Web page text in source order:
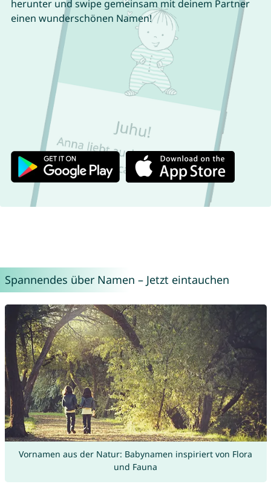
herunter und swipe gemeinsam mit deinem Partner
einen wunderschönen Namen!
Spannendes über Namen – Jetzt eintauchen
Vornamen aus der Natur: Babynamen inspiriert von Flora
und Fauna